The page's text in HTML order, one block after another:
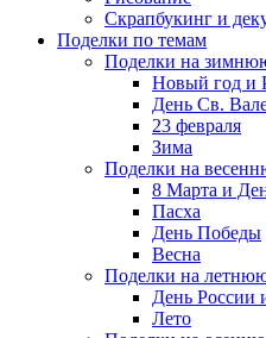
Скрапбукинг и
Поделки по темам
Поделки на
Новый год и
День Св.
23 февраля
Зима
Поделки на
8 Марта и
Пасха
День Победы
Весна
Поделки на
День России
Лето